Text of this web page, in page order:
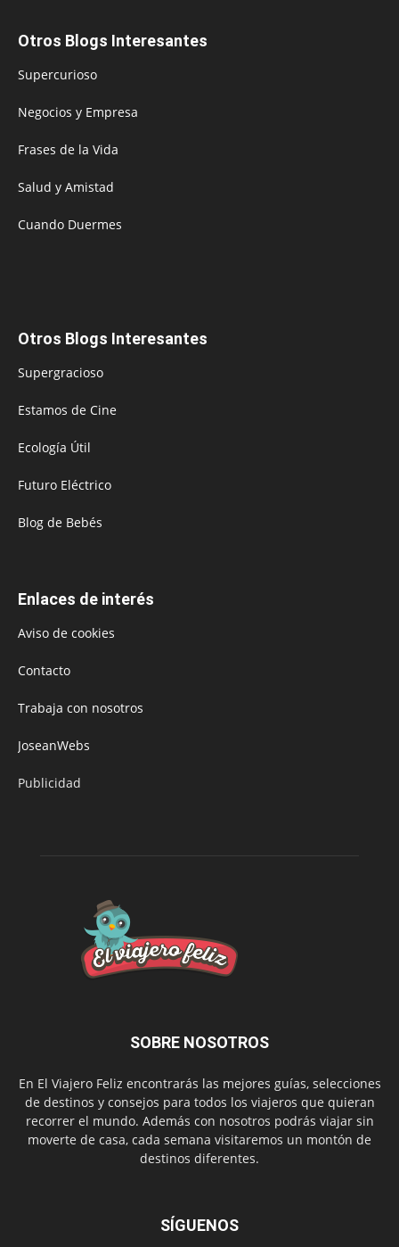
Otros Blogs Interesantes
Supercurioso
Negocios y Empresa
Frases de la Vida
Salud y Amistad
Cuando Duermes
Otros Blogs Interesantes
Supergracioso
Estamos de Cine
Ecología Útil
Futuro Eléctrico
Blog de Bebés
Enlaces de interés
Aviso de cookies
Contacto
Trabaja con nosotros
JoseanWebs
Publicidad
SOBRE NOSOTROS
En El Viajero Feliz encontrarás las mejores guías, selecciones
de destinos y consejos para todos los viajeros que quieran
recorrer el mundo. Además con nosotros podrás viajar sin
moverte de casa, cada semana visitaremos un montón de
destinos diferentes.
SÍGUENOS